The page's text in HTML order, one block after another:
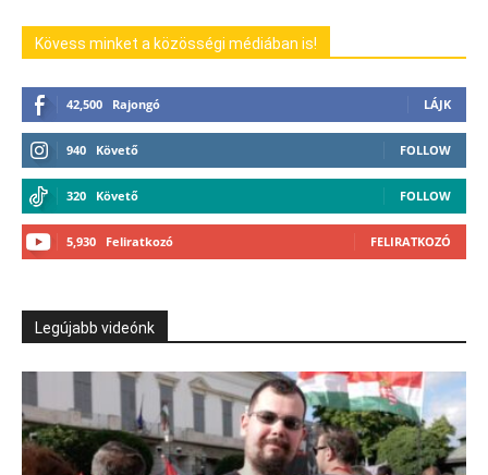
Kövess minket a közösségi médiában is!
42,500 Rajongó LÁJK
940 Követő FOLLOW
320 Követő FOLLOW
5,930 Feliratkozó FELIRATKOZÓ
Legújabb videónk